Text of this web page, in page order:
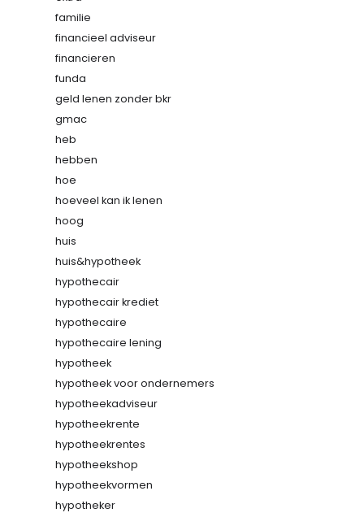
familie
financieel adviseur
financieren
funda
geld lenen zonder bkr
gmac
heb
hebben
hoe
hoeveel kan ik lenen
hoog
huis
huis&hypotheek
hypothecair
hypothecair krediet
hypothecaire
hypothecaire lening
hypotheek
hypotheek voor ondernemers
hypotheekadviseur
hypotheekrente
hypotheekrentes
hypotheekshop
hypotheekvormen
hypotheker